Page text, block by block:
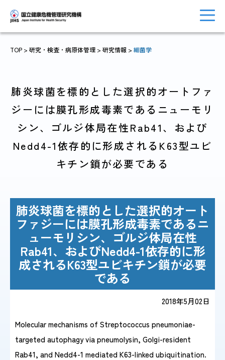
JIHSについて 診療・病院関係
研究関係
国際協力・
人材育成関係
広報関係
感染症情報・
サーベイランス情報
日本語 / English
TOP > 研究・検査・病原体管理 > 研究情報 > 細菌学
肺炎球菌を標的とした選択的オートファ
ジーには膜孔形成毒素であるニューモリ
シン、ゴルジ体局在性Rab41、および
Nedd4-1依存的に形成されるK63型ユビ
キチン鎖が必要である
肺炎球菌を標的とした選択的オート
ファジーには膜孔形成毒素であるニ
ューモリシン、ゴルジ体局在性
Rab41、およびNedd4-1依存的に形
成されるK63型ユビキチン鎖が必要
である
2018年5月02日
Molecular mechanisms of Streptococcus pneumoniae-
targeted autophagy via pneumolysin, Golgi-resident
Rab41, and Nedd4-1 mediated K63-linked ubiquitination.